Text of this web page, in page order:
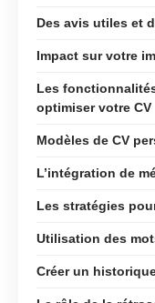
Des avis utiles et
Impact sur votre
Les
optimiser votre CV
Modèles de CV
L’intégration de
Les stratégies
Utilisation des
Créer un